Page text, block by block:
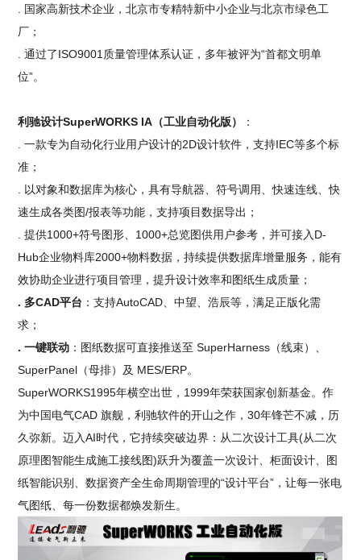
. 国家高新技术企业，北京市专精特新中小企业与北京市绿色工
厂；
. 通过了ISO9001质量管理体系认证，多年被评为“首都文明单
位”。
利驰设计SuperWORKS IA（工业自动化版）
：
. 一款专为自动化行业用户设计的2D设计软件，支持IEC等多个标
准；
. 以对象和数据库为核心，具有导航器、符号调用、快速连线、快
速生成各类图/报表等功能，支持项目数据导出；
. 提供1000+符号图形、1000+总览图供用户参考，并可接入D-
Hub企业物料库2000+物料数据，持续提供数据库增量服务，能有
效协助企业进行项目管理，提升设计效率和图纸生成质量；
. 多CAD平台 ：支持AutoCAD、中望、浩辰等，满足正版化需
求；
. 一键联动 ：图纸数据可直接推送至 SuperHarness（线束）、
SuperPanel（母排）及 MES/ERP。
SuperWORKS1995年横空出世，1999年荣获国家创新基金。作
为中国电气CAD 旗舰，利驰软件的开山之作，30年锋芒不减，历
久弥新。迈入AI时代，它持续突破边界：从二次设计工具(从二次
原理图智能生成施工接线图)跃升为覆盖一次设计、柜面设计、图
纸智能识别、数据资产全生命周期管理的“设计平台”，让每一张电
气图纸、每一份数据都焕发新生。